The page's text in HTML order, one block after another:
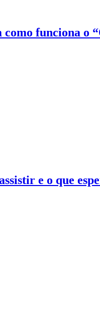
funciona o
e o que